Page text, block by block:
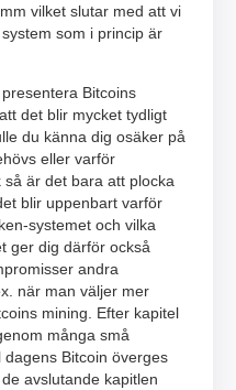
vilket slutar med att vi
som i princip är
Bitcoins
det blir mycket tydligt
du känna dig osäker på
eller varför
är det bara att plocka
blir uppenbart varför
systemet och vilka
ger dig därför också
andra
när man väljer mer
mining. Efter kapitel
många små
Bitcoin överges
avslutande kapitlen